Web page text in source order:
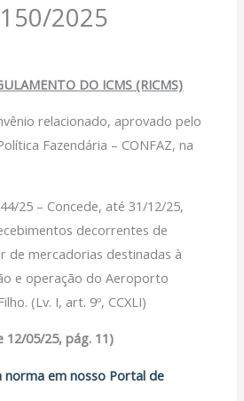
Associado2025
DO ICMS (RICMS)
relacionado, aprovado pelo
Fazendária – CONFAZ, na
25 – Concede, até 31/12/25,
decorrentes de
mercadorias destinadas à
e operação do Aeroporto
(Lv. I, art. 9º, CCXLI)
12/05/25, pág. 11)
norma em nosso Portal de